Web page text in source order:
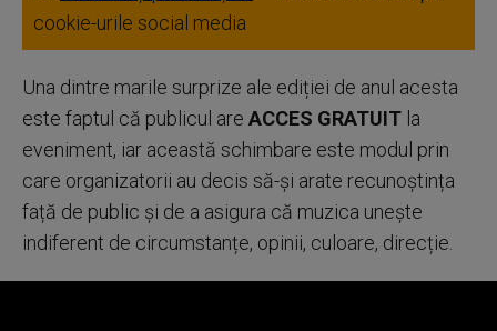
cookie-urile social media
Una dintre marile surprize ale ediției de anul acesta
este faptul că publicul are ACCES GRATUIT la
eveniment, iar această schimbare este modul prin
care organizatorii au decis să-și arate recunoștința
față de public și de a asigura că muzica unește
indiferent de circumstanțe, opinii, culoare, direcție.